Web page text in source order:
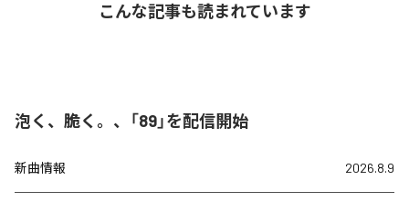
こんな記事も読まれています
泡く、脆く。、「89」を配信開始
新曲情報 2026.8.9